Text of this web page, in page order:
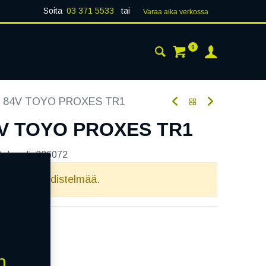
Soita 03 371 5533 tai Varaa aika verk​​​​ossa
0
84V TOYO PROXES TR1
TOYO PROXES TR1
336072
yhdistelmää.